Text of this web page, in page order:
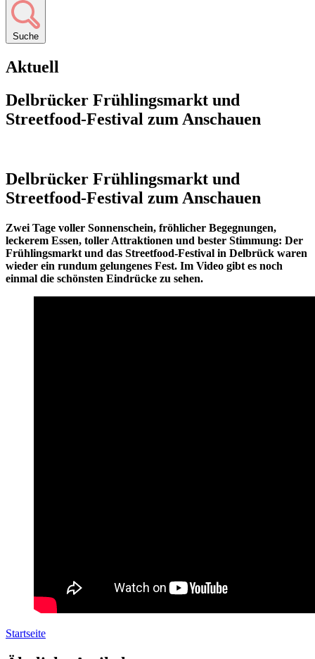
Suche
Aktuell
Delbrücker Frühlingsmarkt und
Streetfood-Festival zum Anschauen
Delbrücker Frühlingsmarkt und
Streetfood-Festival zum Anschauen
Zwei Tage voller Sonnenschein, fröhlicher Begegnungen,
leckerem Essen, toller Attraktionen und bester Stimmung: Der
Frühlingsmarkt und das Streetfood-Festival in Delbrück waren
wieder ein rundum gelungenes Fest. Im Video gibt es noch
einmal die schönsten Eindrücke zu sehen.
Startseite